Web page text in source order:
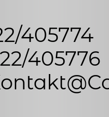
405774
405776